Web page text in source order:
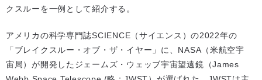
クスルーを一例として紹介する。
アメリカの科学専門誌SCIENCE（サイエンス）の2022年の
「ブレイクスルー・オブ・ザ・イヤー」に、NASA（米航空宇
宙局）が開発したジェームズ・ウェッブ宇宙望遠鏡（James